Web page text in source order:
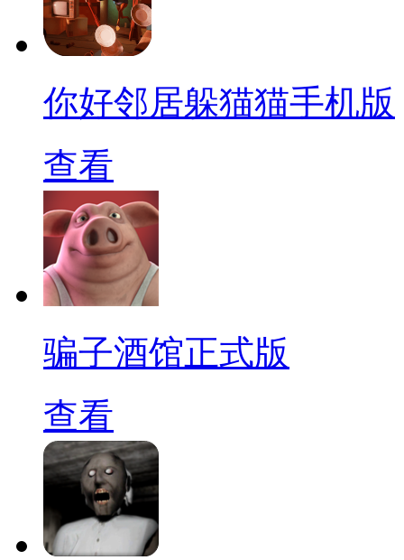
你好邻居躲猫猫手机版
查看
骗子酒馆正式版
查看